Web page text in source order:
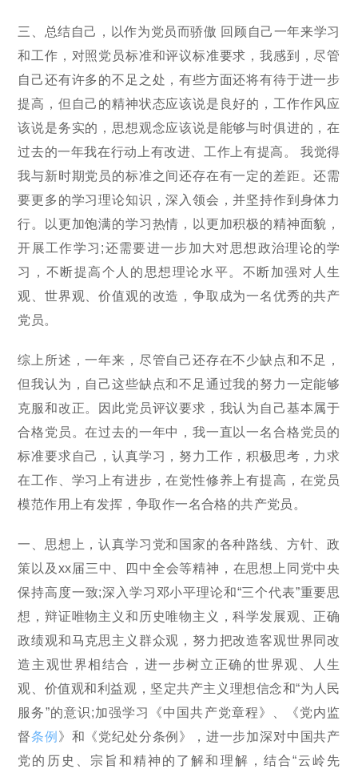
三、总结自己，以作为党员而骄傲 回顾自己一年来学习
和工作，对照党员标准和评议标准要求，我感到，尽管
自己还有许多的不足之处，有些方面还将有待于进一步
提高，但自己的精神状态应该说是良好的，工作作风应
该说是务实的，思想观念应该说是能够与时俱进的，在
过去的一年我在行动上有改进、工作上有提高。 我觉得
我与新时期党员的标准之间还存在有一定的差距。还需
要更多的学习理论知识，深入领会，并坚持作到身体力
行。以更加饱满的学习热情，以更加积极的精神面貌，
开展工作学习;还需要进一步加大对思想政治理论的学
习，不断提高个人的思想理论水平。不断加强对人生
观、世界观、价值观的改造，争取成为一名优秀的共产
党员。
综上所述，一年来，尽管自己还存在不少缺点和不足，
但我认为，自己这些缺点和不足通过我的努力一定能够
克服和改正。因此党员评议要求，我认为自己基本属于
合格党员。在过去的一年中，我一直以一名合格党员的
标准要求自己，认真学习，努力工作，积极思考，力求
在工作、学习上有进步，在党性修养上有提高，在党员
模范作用上有发挥，争取作一名合格的共产党员。
一、思想上，认真学习党和国家的各种路线、方针、政
策以及xx届三中、四中全会等精神，在思想上同党中央
保持高度一致;深入学习邓小平理论和“三个代表”重要思
想，辩证唯物主义和历史唯物主义，科学发展观、正确
政绩观和马克思主义群众观，努力把改造客观世界同改
造主观世界相结合，进一步树立正确的世界观、人生
观、价值观和利益观，坚定共产主义理想信念和“为人民
服务”的意识;加强学习《中国共产党章程》、《党内监
督条例 》和《党纪处分条例》，进一步加深对中国共产
党的历史、宗旨和精神的了解和理解，结合“云岭先